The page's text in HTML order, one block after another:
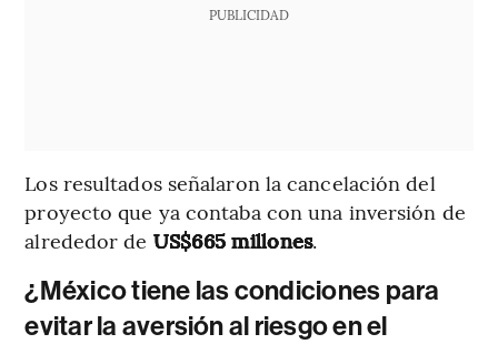
PUBLICIDAD
Los resultados señalaron la cancelación del
proyecto que ya contaba con una inversión de
alrededor de US$665 millones.
¿México tiene las condiciones para
evitar la aversión al riesgo en el